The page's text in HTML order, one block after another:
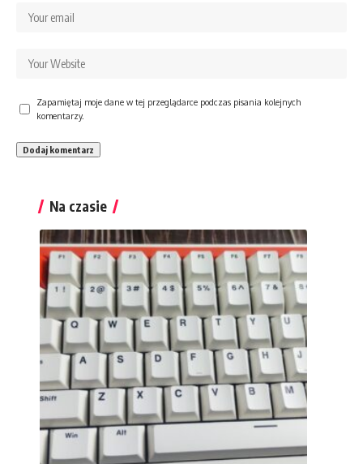
Zapamiętaj moje dane w tej przeglądarce podczas pisania kolejnych
komentarzy.
Na czasie